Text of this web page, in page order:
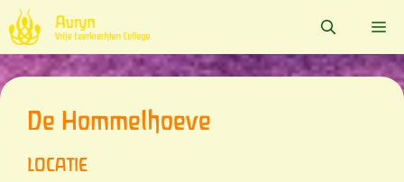
Ga
naar
de
inhoud
De Hommelhoeve
LOCATIE